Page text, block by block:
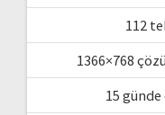
112
1366×768
15